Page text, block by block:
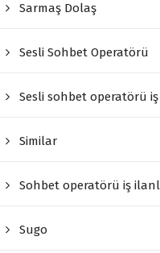
Sarmaş Dolaş
Sesli Sohbet Operatörü
Sesli sohbet operatörü
Similar
Sohbet operatörü iş
Sugo